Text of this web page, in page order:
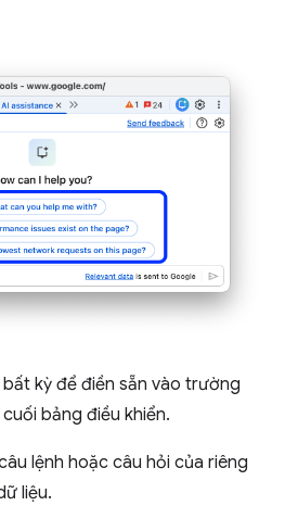
kỳ để điền sẵn vào trường
bảng điều khiển.
lệnh hoặc câu hỏi của riêng
liệu.